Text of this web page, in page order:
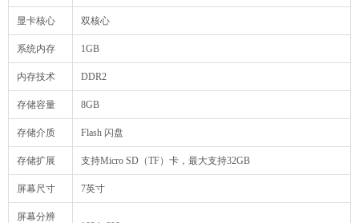
显卡核心 双核心
系统内存 1GB
内存技术 DDR2
存储容量 8GB
存储介质 Flash 闪盘
存储扩展 支持Micro SD（TF）卡，最大支持32GB
屏幕尺寸 7英寸
屏幕分辨